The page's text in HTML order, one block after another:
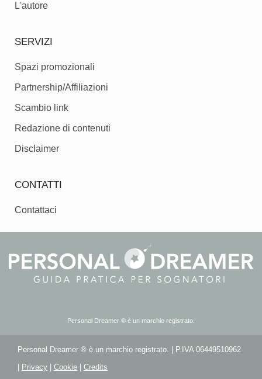
L'autore
SERVIZI
Spazi promozionali
Partnership/Affiliazioni
Scambio link
Redazione di contenuti
Disclaimer
CONTATTI
Contattaci
Personal Dreamer ® è un marchio registrato.
Personal Dreamer ® è un marchio registrato. | P.IVA 06449510962
Privacy Cookie Credits